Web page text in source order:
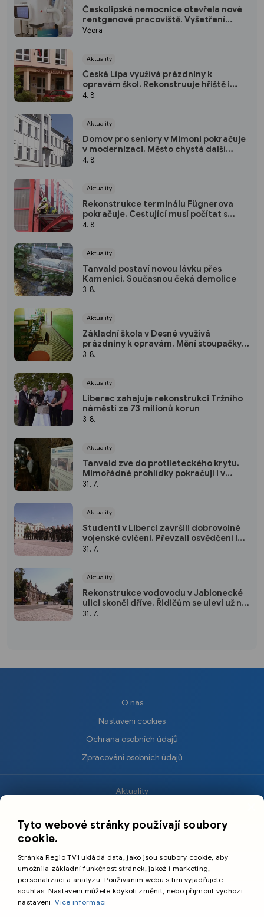
Českolipská nemocnice otevřela nové
rentgenové pracoviště. Vyšetření
budou rychlejší i šetrnější
Včera
Aktuality
Česká Lípa využívá prázdniny k
opravám škol. Rekonstruuje hřiště i
střechu školky
4. 8.
Aktuality
Domov pro seniory v Mimoni pokračuje
v modernizaci. Město chystá další
investice
4. 8.
Aktuality
Rekonstrukce terminálu Fügnerova
pokračuje. Cestující musí počítat s
přesuny zastávek
4. 8.
Aktuality
Tanvald postaví novou lávku přes
Kamenici. Současnou čeká demolice
3. 8.
Aktuality
Základní škola v Desné využívá
prázdniny k opravám. Mění stoupačky i
osvětlení
3. 8.
Aktuality
Liberec zahajuje rekonstrukci Tržního
náměstí za 73 milionů korun
3. 8.
Aktuality
Tanvald zve do protileteckého krytu.
Mimořádné prohlídky pokračují i v
srpnu
31. 7.
Aktuality
Studenti v Liberci završili dobrovolné
vojenské cvičení. Převzali osvědčení i
ocenění
31. 7.
Aktuality
Rekonstrukce vodovodu v Jablonecké
ulici skončí dříve. Řidičům se uleví už na
podzim
31. 7.
O nás
Nastavení cookies
Ochrana osobních údajů
Zpracování osobních údajů
Aktuality
Sport
Cestování
Primetime Media s.r.o.
Tyto webové stránky používají soubory
cookie.
Stránka Regio TV1 ukládá data, jako jsou soubory cookie, aby
umožnila základní funkčnost stránek, jakož i marketing,
personalizaci a analýzu. Používáním webu s tím vyjadřujete
souhlas. Nastavení můžete kdykoli změnit, nebo přijmout výchozí
nastavení.Více informací